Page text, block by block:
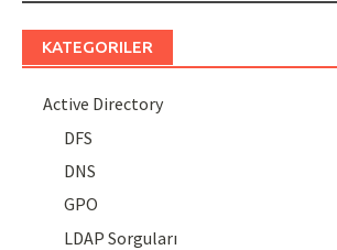
KATEGORILER
Active Directory
DFS
DNS
GPO
LDAP Sorguları